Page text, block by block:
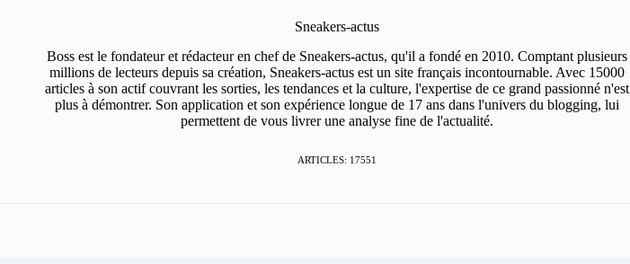
Sneakers-actus
Boss est le fondateur et rédacteur en chef de Sneakers-actus, qu'il a fondé en 2010. Comptant plusieurs
millions de lecteurs depuis sa création, Sneakers-actus est un site français incontournable. Avec 15000
articles à son actif couvrant les sorties, les tendances et la culture, l'expertise de ce grand passionné n'est
plus à démontrer. Son application et son expérience longue de 17 ans dans l'univers du blogging, lui
permettent de vous livrer une analyse fine de l'actualité.
ARTICLES: 17551